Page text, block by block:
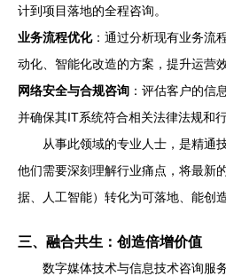
计到项目落地的全程咨询。
业务流程优化：通过分析现有业务流
动化、智能化改造的方案，提升运营效
网络安全与合规咨询 ：评估客户的信
并确保其IT系统符合相关法律法规和行
从事此领域的专业人士，是精通
他们需要深刻理解行业痛点，将最新
据、人工智能）转化为可落地、能创
三、融合共生：创造倍增价值
数字媒体技术与信息技术咨询服